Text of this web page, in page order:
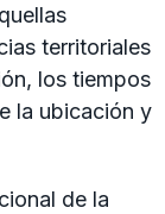
territoriales
los tiempos
la ubicación y
de la